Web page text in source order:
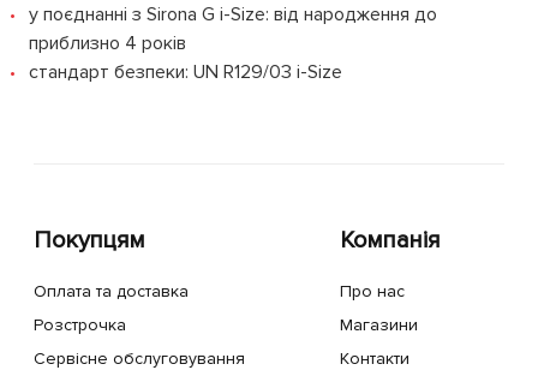
у поєднанні з Sirona G i-Size: від народження до
приблизно 4 років
стандарт безпеки: UN R129/03 i-Size
Покупцям
Оплата та доставка
Розстрочка
Сервісне обслуговування
Компанія
Про нас
Магазини
Контакти